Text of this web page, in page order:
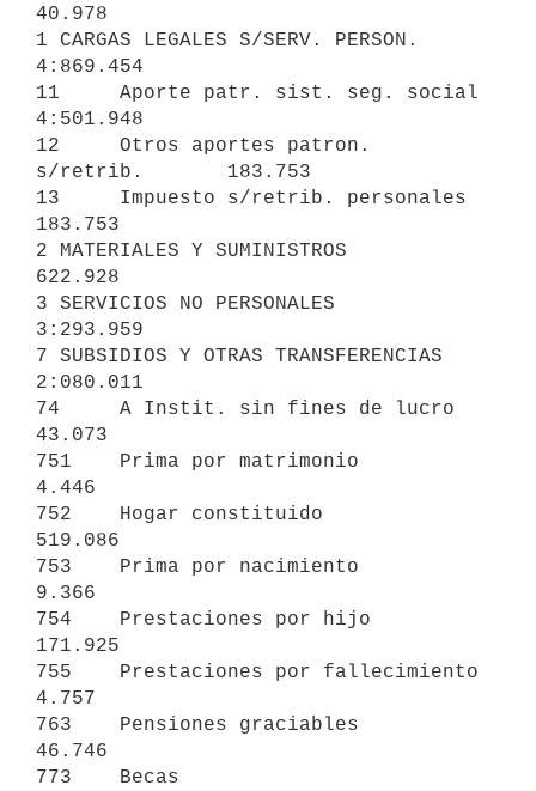
40.978
1 CARGAS LEGALES S/SERV. PERSON.
4:869.454
11     Aporte patr. sist. seg. social
4:501.948
12     Otros aportes patron.
s/retrib.       183.753
13     Impuesto s/retrib. personales
183.753
2 MATERIALES Y SUMINISTROS
622.928
3 SERVICIOS NO PERSONALES
3:293.959
7 SUBSIDIOS Y OTRAS TRANSFERENCIAS
2:080.011
74     A Instit. sin fines de lucro
43.073
751    Prima por matrimonio
4.446
752    Hogar constituido
519.086
753    Prima por nacimiento
9.366
754    Prestaciones por hijo
171.925
755    Prestaciones por fallecimiento
4.757
763    Pensiones graciables
46.746
773    Becas